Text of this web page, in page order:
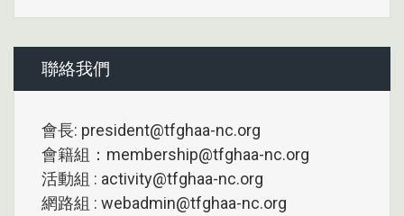
聯絡我們
會長: president@tfghaa-nc.org
會籍組：membership@tfghaa-nc.org
活動組 : activity@tfghaa-nc.org
網路組 : webadmin@tfghaa-nc.org